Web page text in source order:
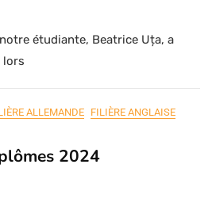
étudiante, Beatrice Uța, a
lors
ALLEMANDE
FILIÈRE ANGLAISE
2024